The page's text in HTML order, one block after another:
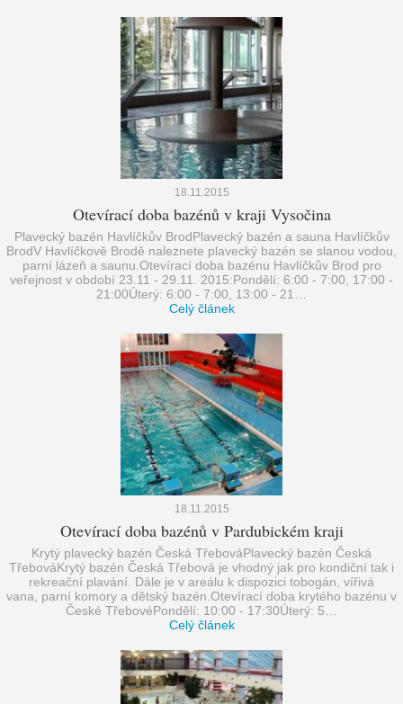
18.11.2015
Otevírací doba bazénů v kraji Vysočina
Plavecký bazén Havlíčkův BrodPlavecký bazén a sauna Havlíčkův
BrodV Havlíčkově Brodě naleznete plavecký bazén se slanou vodou,
parní lázeň a saunu.Otevírací doba bazénu Havlíčkův Brod pro
veřejnost v období 23.11 - 29.11. 2015:Pondělí: 6:00 - 7:00, 17:00 -
21:00Úterý: 6:00 - 7:00, 13:00 - 21…
Celý článek
18.11.2015
Otevírací doba bazénů v Pardubickém kraji
Krytý plavecký bazén Česká TřebováPlavecký bazén Česká
TřebováKrytý bazén Česká Třebová je vhodný jak pro kondiční tak i
rekreační plavání. Dále je v areálu k dispozici tobogán, vířivá
vana, parní komory a dětský bazén.Otevírací doba krytého bazénu v
České TřebovéPondělí: 10:00 - 17:30Úterý: 5…
Celý článek